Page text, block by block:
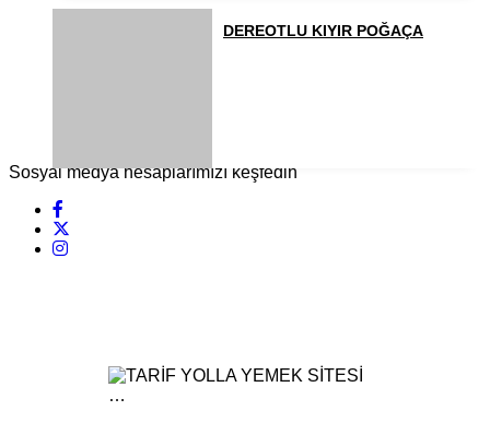
DEREOTLU KIYIR POĞAÇA
Sosyal medya hesaplarımızı keşfedin